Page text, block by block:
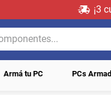
¡3
Armá tu PC PCs